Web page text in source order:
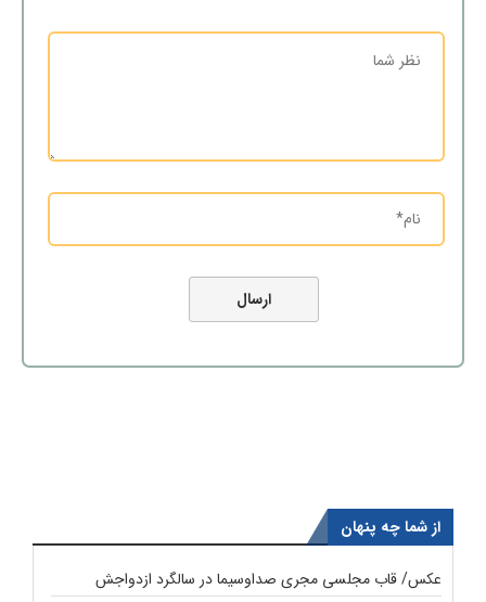
از شما چه پنهان
عکس/ قاب مجلسی مجری صداوسیما در سالگرد ازدواجش